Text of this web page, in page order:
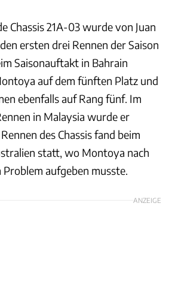
Chassis 21A-03 wurde von Juan
ersten drei Rennen der Saison
Saisonauftakt in Bahrain
auf dem fünften Platz und
ebenfalls auf Rang fünf. Im
in Malaysia wurde er
des Chassis fand beim
statt, wo Montoya nach
aufgeben musste.
ANZEIGE